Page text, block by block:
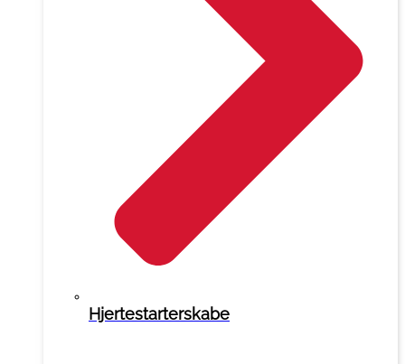
Hjertestarterskabe